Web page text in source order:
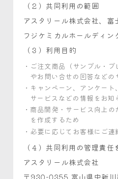
（２）共同利用の範囲
アスタリール株式会社、富
フジケミカルホールディン
（３）利用目的
ご注文商品（サンプル・
やお問い合せの回答など
キャンペーン、アンケー
サービスなどの情報をお知
商品開発・サービス向上
を作成するため
必要に応じてお客様にご連
（４）共同利用の管理責任
アスタリール株式会社
〒930-0355 富山県中新